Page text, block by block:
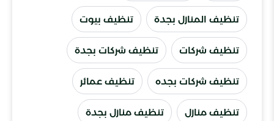
تنظيف المنازل بجدة تنظيف بيوت
تنظيف شركات تنظيف شركات بجدة
تنظيف شركات بجده تنظيف عمائر
تنظيف منازل تنظيف منازل بجدة